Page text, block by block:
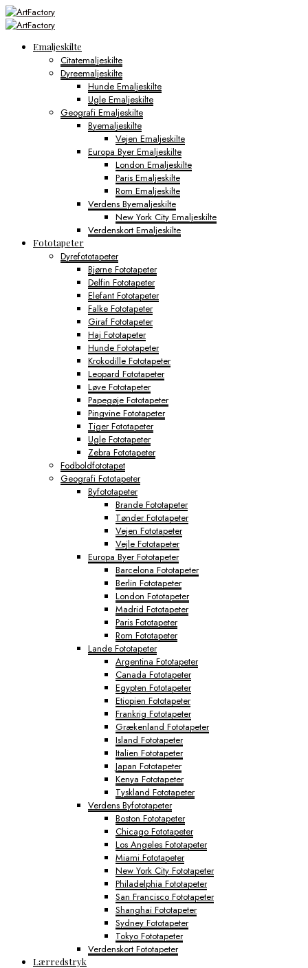
Emaljeskilte
Citatemaljeskilte
Dyreemaljeskilte
Hunde Emaljeskilte
Ugle Emaljeskilte
Geografi Emaljeskilte
Byemaljeskilte
Vejen Emaljeskilte
Europa Byer Emaljeskilte
London Emaljeskilte
Paris Emaljeskilte
Rom Emaljeskilte
Verdens Byemaljeskilte
New York City Emaljeskilte
Verdenskort Emaljeskilte
Fototapeter
Dyrefototapeter
Bjørne Fototapeter
Delfin Fototapeter
Elefant Fototapeter
Falke Fototapeter
Giraf Fototapeter
Haj Fototapeter
Hunde Fototapeter
Krokodille Fototapeter
Leopard Fototapeter
Løve Fototapeter
Papegøje Fototapeter
Pingvine Fototapeter
Tiger Fototapeter
Ugle Fototapeter
Zebra Fototapeter
Fodboldfototapet
Geografi Fototapeter
Byfototapeter
Brande Fototapeter
Tønder Fototapeter
Vejen Fototapeter
Vejle Fototapeter
Europa Byer Fototapeter
Barcelona Fototapeter
Berlin Fototapeter
London Fototapeter
Madrid Fototapeter
Paris Fototapeter
Rom Fototapeter
Lande Fototapeter
Argentina Fototapeter
Canada Fototapeter
Egypten Fototapeter
Etiopien Fototapeter
Frankrig Fototapeter
Grækenland Fototapeter
Island Fototapeter
Italien Fototapeter
Japan Fototapeter
Kenya Fototapeter
Tyskland Fototapeter
Verdens Byfototapeter
Boston Fototapeter
Chicago Fototapeter
Los Angeles Fototapeter
Miami Fototapeter
New York City Fototapeter
Philadelphia Fototapeter
San Francisco Fototapeter
Shanghai Fototapeter
Sydney Fototapeter
Tokyo Fototapeter
Verdenskort Fototapeter
Lærredstryk